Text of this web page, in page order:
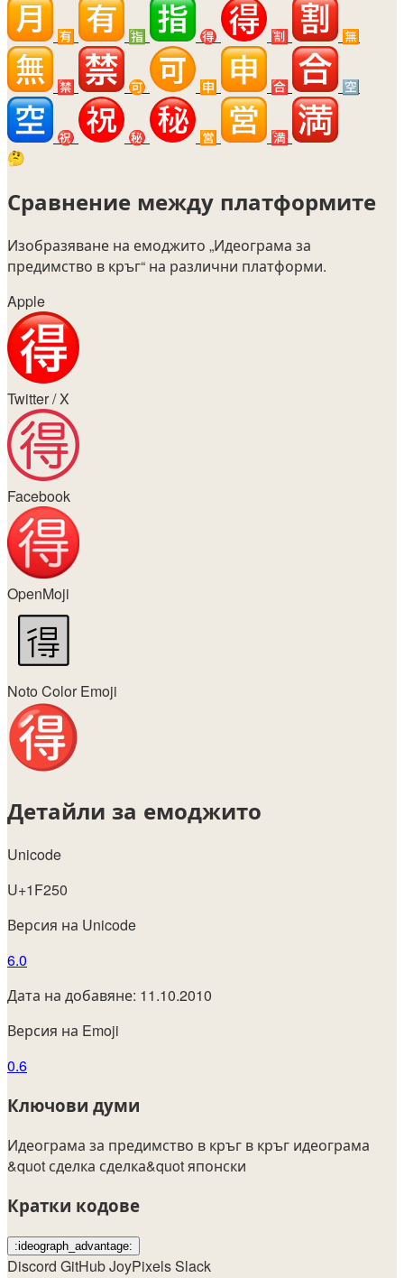
🈶 🈯 🉐 🈹 🈚
🈲 🉑 🈸 🈴 🈳
㊗️ ㊙️ 🈺
🈵
🤔
Сравнение между платформите
Изобразяване на емоджито „Идеограма за
предимство в кръг“ на различни платформи.
Apple
Twitter / X
Facebook
OpenMoji
Noto Color Emoji
Детайли за емоджито
Unicode
U+1F250
Версия на Unicode
6.0
Дата на добавяне: 11.10.2010
Версия на Emoji
0.6
Ключови думи
Идеограма за предимство в кръг в кръг идеограма
&quot сделка сделка&quotяпонски
Кратки кодове
:ideograph_advantage:
Discord GitHubJoyPixelsSlack